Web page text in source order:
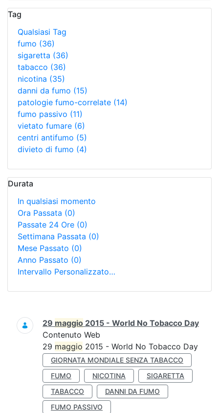
Tag
Qualsiasi Tag
fumo (36)
sigaretta (36)
tabacco (36)
nicotina (35)
danni da fumo (15)
patologie fumo-correlate (14)
fumo passivo (11)
vietato fumare (6)
centri antifumo (5)
divieto di fumo (4)
Durata
In qualsiasi momento
Ora Passata (0)
Passate 24 Ore (0)
Settimana Passata (0)
Mese Passato (0)
Anno Passato (0)
Intervallo Personalizzato…
Ricerca
29 maggio 2015 - World No Tobacco Day
Contenuto Web
29 maggio 2015 - World No Tobacco Day
GIORNATA MONDIALE SENZA TABACCO
FUMO
NICOTINA
SIGARETTA
TABACCO
DANNI DA FUMO
FUMO PASSIVO